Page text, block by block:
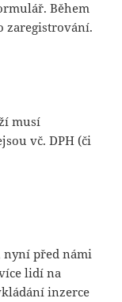
Během
zaregistrování.
musí
vč. DPH (či
nyní před námi
lidí na
inzerce